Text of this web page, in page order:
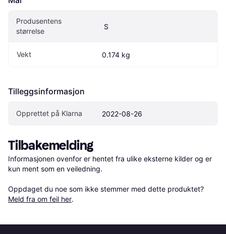
Produsentens
størrelse
S
Vekt 0.174 kg
Tilleggsinformasjon
Opprettet på Klarna 2022-08-26
Tilbakemelding
Informasjonen ovenfor er hentet fra ulike eksterne kilder og er
kun ment som en veiledning.
Oppdaget du noe som ikke stemmer med dette produktet?
Meld fra om feil her.